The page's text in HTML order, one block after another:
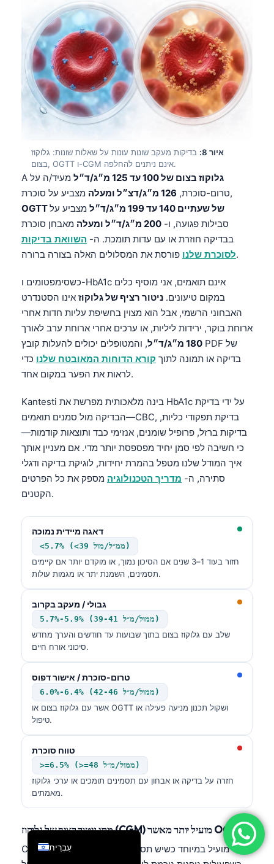
איור 8:
בדיקות מעקב שונות עונות על שאלות שונות: גלוקוז
בצום, OGTT ו-CGM אינם ניתנים להחלפה.
A גלוקוז בצום של 100 עד 125 מ״ג/ד״ל
מעיד/ה על
טרום-סוכרת, 126 מ״ג/דצ״ל ומעלה
מצביע על סוכרת,
OGTT של שעתיים 140 עד 199 מ״ג/ד״ל
מצביע על
סבילות פגועה, ו- 200 מ״ג/ד״ל ומעלה
מאבחן סוכרת
בבדיקה חוזרת או עם עדות תומכת. ה- השוואת בדיקות
לסוכרת שלנופורסת את המסלולים האלה בצורה ברורה.
כשסימפטומים ו-HbA1c אינם תואמים, אני מוסיף כלים
במקום טיעונים. ניטור רציף של גלוקוז אינו הסטנדרט
האבחוני הרשמי, אבל הוא מצוין בחשיפת עליות חדות אחרי
ארוחת בוקר, ירידות ליליות, או ערכים אחרי ארוחת ערב לאורך
180 מ״ג/ד״ל
, והמטופלים יכולים להעלות קובץ PDF של
בדיקה או תמונה לתוך קורא הדוחות המאובטח שלנו כדי
לראות את הפער במקום אחד.
הבדיקה מול סמנים תואמים—CBC, בדיקת תפקודי כליות,
בדיקות ברזל, פרופיל שומנים, אנזימי כבד ותוצאות קודמות—
כי חשיבה לפי סמן יחיד מפספסת יותר מדי. אם מעניין אותך
איך המודל שלנו מטפל בהמרת יחידות, לוגיקת בדיקה ודגלי
סתירה, ה- מדריך הטכנולוגיה מספק את כל הפרטים
הקטנים.
דאגה מיידית נמוכה
<5.7% (<39 ממ״ל/מול)
חזור בעוד 1–3 שנים אם הסיכון נמוך, או מוקדם יותר אם קיימים
תסמינים, השמנת יתר או מגמות עולות.
גבולי / מעקב בקרוב
5.7%-5.9% (39-41 ממול/מ״ל)
שלב עם גלוקוז בצום בתוך שבועות עד חודשים והערך מחדש
סיכוני אורח חיים.
טרום-סוכרת / אישור דפוס
6.0%-6.4% (42-46 ממול/מ״ל)
אשר עם גלוקוז בצום או OGTT ושקול תכנון מניעה פעילה או
טיפול.
טווח סוכרת
>=6.5% (>=48 ממול/מ״ל)
חזרה על בדיקה או אבחון עם תסמינים תומכים או ערכי גלוקוז
מאמתים.
מתי ניטור רציף של גלוקוז (CGM) מועיל יותר מאשר OGTT
CGM מועיל במיוחד כשיש תסמינים הקשורים לארוחות, עִבְרִית
English
Deutsch
العربية
Français
Español
Português
Ελληνικά
Türkçe
Română
简体中文
فارسی
Dansk
Nederlands
Հայերեն
Íslenska
Svenska
Bosanski
Azərbaycan dili
Eesti
日本語
ქართული
Русский
Lietuvių kalba
Polski
한국어
Slovenščina
Magyar
Shqip
اردو
मराठी
తెలుగు
தமிழ்
ગુજરાતી
ಕನ್ನಡ